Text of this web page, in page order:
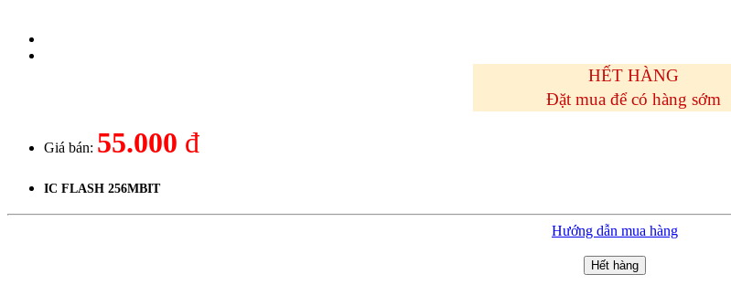
HẾT HÀNG
Đặt mua để có hàng sớm
Giá bán: 55.000 đ
IC FLASH 256MBIT
Hướng dẫn mua hàng
Hết hàng